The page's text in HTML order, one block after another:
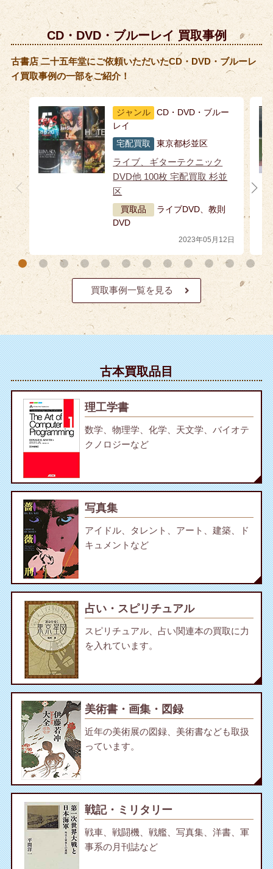
CD・DVD・ブルーレイ 買取事例
古書店 二十五年堂にご依頼いただいたCD・DVD・ブルーレ
イ買取事例の一部をご紹介！
ジャンル
CD・DVD・ブルー
レイ
宅配買取
東京都杉並区
ライブ、ギターテクニック
DVD他 100枚 宅配買取 杉並
区
買取品
ライブDVD、教則
DVD
2023年05月12日
買取事例一覧を見る
古本買取品目
理工学書
数学、物理学、化学、天文学、バイオテ
クノロジーなど
写真集
アイドル、タレント、アート、建築、ド
キュメントなど
占い・スピリチュアル
スピリチュアル、占い関連本の買取に力
を入れています。
美術書・画集・図録
近年の美術展の図録、美術書なども取扱
っています。
戦記・ミリタリー
戦車、戦闘機、戦艦、写真集、洋書、軍
事系の月刊誌など